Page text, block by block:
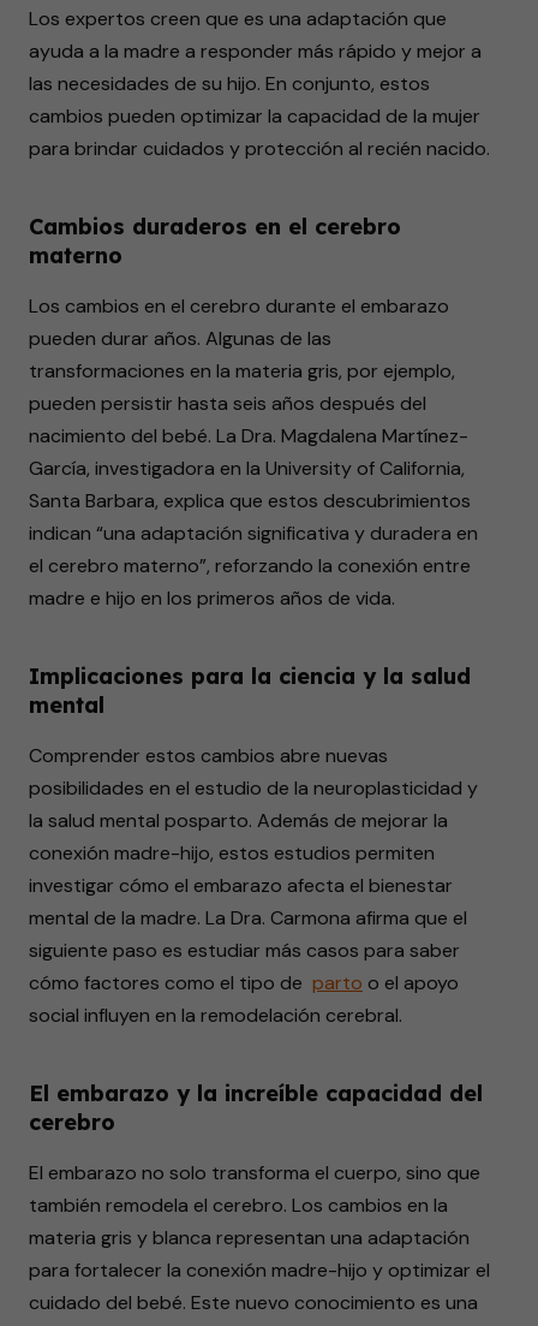
Los expertos creen que es una adaptación que
ayuda a la madre a responder más rápido y mejor a
las necesidades de su hijo. En conjunto, estos
cambios pueden optimizar la capacidad de la mujer
para brindar cuidados y protección al recién nacido.
Cambios duraderos en el cerebro
materno
Los cambios en el cerebro durante el embarazo
pueden durar años. Algunas de las
transformaciones en la materia gris, por ejemplo,
pueden persistir hasta seis años después del
nacimiento del bebé. La Dra. Magdalena Martínez-
García, investigadora en la University of California,
Santa Barbara, explica que estos descubrimientos
indican “una adaptación significativa y duradera en
el cerebro materno”, reforzando la conexión entre
madre e hijo en los primeros años de vida.
Implicaciones para la ciencia y la salud
mental
Comprender estos cambios abre nuevas
posibilidades en el estudio de la neuroplasticidad y
la salud mental posparto. Además de mejorar la
conexión madre-hijo, estos estudios permiten
investigar cómo el embarazo afecta el bienestar
mental de la madre. La Dra. Carmona afirma que el
siguiente paso es estudiar más casos para saber
cómo factores como el tipo de parto o el apoyo
social influyen en la remodelación cerebral.
El embarazo y la increíble capacidad del
cerebro
El embarazo no solo transforma el cuerpo, sino que
también remodela el cerebro. Los cambios en la
materia gris y blanca representan una adaptación
para fortalecer la conexión madre-hijo y optimizar el
cuidado del bebé. Este nuevo conocimiento es una